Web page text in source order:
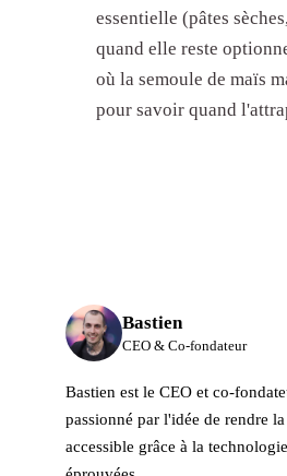
essentielle (pâtes
quand elle reste
où la semoule de maïs
pour savoir quand
Bastien
CEO & Co-fondateur
Bastien est le CEO et co-
passionné par l'idée de rendre
accessible grâce à la